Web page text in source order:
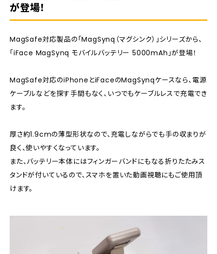
が登場！
MagSafe対応製品の「MagSynq（マグシンク）」シリーズから、
「iFace MagSynq モバイルバッテリー 5000mAh」が登場！
MagSafe対応のiPhoneとiFaceのMagSynqケースなら、電源
ケーブルなどを探す手間もなく、いつでもケーブルレスで充電でき
ます。
厚さ約1.9cmの薄型形状なので、充電しながらでも手の収まりが
良く、使いやすくなっています。
また、バッテリー本体にはフィンガーバンドにもなる折りたたみス
タンドが付いているので、スマホを置いた動画視聴にもご使用頂
けます。